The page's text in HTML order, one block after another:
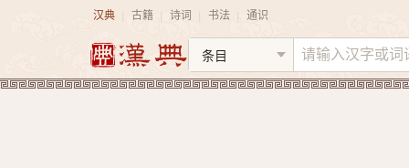
汉典 古籍 诗词 书法 通识